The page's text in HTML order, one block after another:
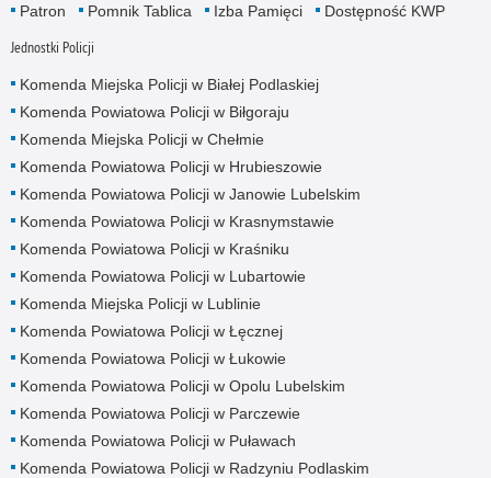
Patron
Pomnik Tablica Izba Pamięci Dostępność KWP
Jednostki Policji
Komenda Miejska Policji w Białej Podlaskiej
Komenda Powiatowa Policji w Biłgoraju
Komenda Miejska Policji w Chełmie
Komenda Powiatowa Policji w Hrubieszowie
Komenda Powiatowa Policji w Janowie Lubelskim
Komenda Powiatowa Policji w Krasnymstawie
Komenda Powiatowa Policji w Kraśniku
Komenda Powiatowa Policji w Lubartowie
Komenda Miejska Policji w Lublinie
Komenda Powiatowa Policji w Łęcznej
Komenda Powiatowa Policji w Łukowie
Komenda Powiatowa Policji w Opolu Lubelskim
Komenda Powiatowa Policji w Parczewie
Komenda Powiatowa Policji w Puławach
Komenda Powiatowa Policji w Radzyniu Podlaskim